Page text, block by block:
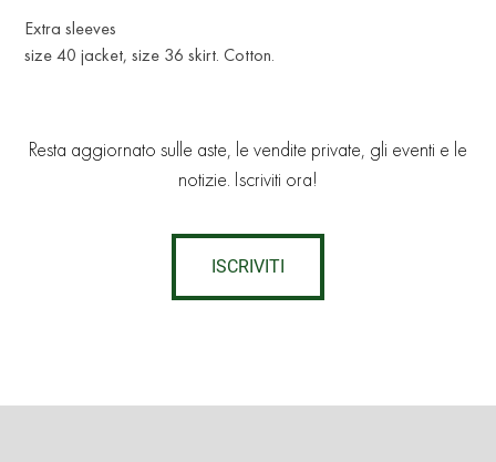
Extra sleeves
size 40 jacket, size 36 skirt. Cotton.
Resta aggiornato sulle aste, le vendite private, gli eventi e le
notizie. Iscriviti ora!
ISCRIVITI